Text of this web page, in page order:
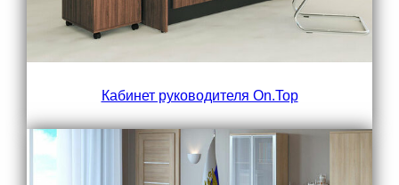
Кабинет руководителя On.Top